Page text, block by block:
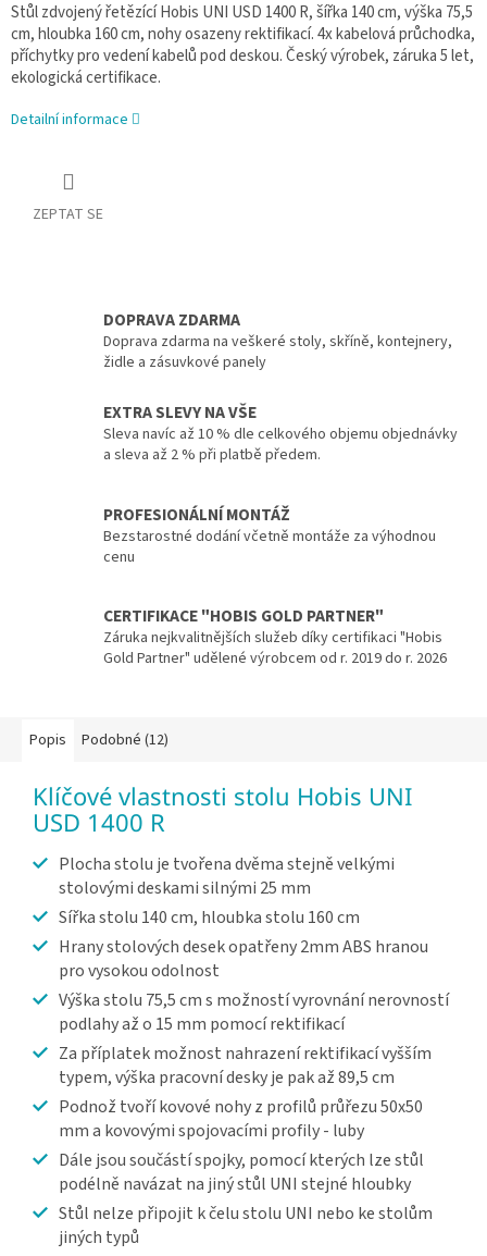
Stůl zdvojený řetězící Hobis UNI USD 1400 R, šířka 140 cm, výška 75,5
cm, hloubka 160 cm, nohy osazeny rektifikací. 4x kabelová průchodka,
příchytky pro vedení kabelů pod deskou. Český výrobek, záruka 5 let,
ekologická certifikace.
Detailní informace
ZEPTAT SE
DOPRAVA ZDARMA
Doprava zdarma na veškeré stoly, skříně, kontejnery,
židle a zásuvkové panely
EXTRA SLEVY NA VŠE
Sleva navíc až 10 % dle celkového objemu objednávky
a sleva až 2 % při platbě předem.
PROFESIONÁLNÍ MONTÁŽ
Bezstarostné dodání včetně montáže za výhodnou
cenu
CERTIFIKACE "HOBIS GOLD PARTNER"
Záruka nejkvalitnějších služeb díky certifikaci "Hobis
Gold Partner" udělené výrobcem od r. 2019 do r. 2026
Popis Podobné (12)
Klíčové vlastnosti stolu Hobis UNI
USD 1400 R
Plocha stolu je tvořena dvěma stejně velkými
stolovými deskami silnými 25 mm
Sířka stolu 140 cm, hloubka stolu 160 cm
Hrany stolových desek opatřeny 2mm ABS hranou
pro vysokou odolnost
Výška stolu 75,5 cm s možností vyrovnání nerovností
podlahy až o 15 mm pomocí rektifikací
Za příplatek možnost nahrazení rektifikací vyšším
typem, výška pracovní desky je pak až 89,5 cm
Podnož tvoří kovové nohy z profilů průřezu 50x50
mm a kovovými spojovacími profily - luby
Dále jsou součástí spojky, pomocí kterých lze stůl
podélně navázat na jiný stůl UNI stejné hloubky
Stůl nelze připojit k čelu stolu UNI nebo ke stolům
jiných typů